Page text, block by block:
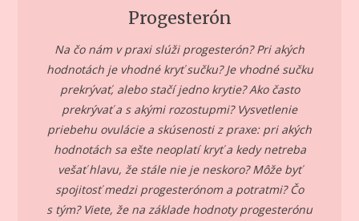
Progesterón
Na čo nám v praxi slúži progesterón? Pri akých
hodnotách je vhodné kryť sučku? Je vhodné sučku
prekrývať, alebo stačí jedno krytie? Ako často
prekrývať a s akými rozostupmi? Vysvetlenie
priebehu ovulácie a skúsenosti z praxe: pri akých
hodnotách sa ešte neoplatí kryť a kedy netreba
vešať hlavu, že stále nie je neskoro? Môže byť
spojitosť medzi progesterónom a potratmi?Čo
s tým? Viete, že na základe hodnoty progesterónu